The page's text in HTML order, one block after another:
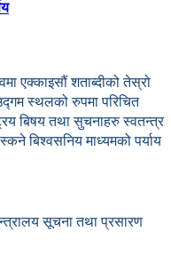
एक्काइसौं शताब्दीको तेस्रो
स्थलको रुपमा परिचित
बिषय तथा सुचनाहरु स्वतन्त्र
बिश्वसनिय माध्यमको पर्याय
सूचना तथा प्रसारण